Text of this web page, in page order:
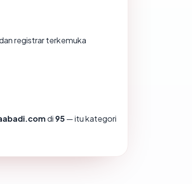
registrar terkemuka
di 95— itu kategori